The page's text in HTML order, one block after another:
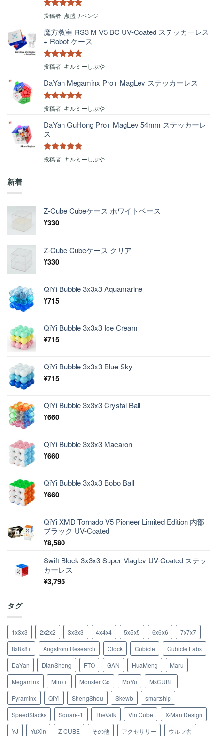
5段階中5の
評価
投稿者: 点盛リベンジ
魔方教室 RS3 M V5 BC UV-Coated ステッカーレス
+ Robot ケース
5段階中 5 の
評価
投稿者: キルミーしぶや
DaYan Megaminx Pro+ MagLev ステッカーレス
5段階中 5 の
評価
投稿者: キルミーしぶや
DaYan GuHong Pro+ MagLev 54mm ステッカーレ
ス
5段階中 5 の
評価
投稿者: キルミーしぶや
新着
Z-Cube Cubeケース ホワイトベース
¥330
Z-Cube Cubeケース クリア
¥330
QiYi Bubble 3x3x3 Aquamarine
¥715
QiYi Bubble 3x3x3 Ice Cream
¥715
QiYi Bubble 3x3x3 Blue Sky
¥715
QiYi Bubble 3x3x3 Crystal Ball
¥660
QiYi Bubble 3x3x3 Macaron
¥660
QiYi Bubble 3x3x3 Bobo Ball
¥660
QiYi XMD Tornado V5 Pioneer Limited Edition 内部
ブラック UV-Coated
¥8,580
Swift Block 3x3x3 Super Maglev UV-Coated ステッ
カーレス
¥3,795
タグ
1x3x3 2x2x2 3x3x3 4x4x4 5x5x5 6x6x6
7x7x7
8x8x8+
Angstrom Research Clock Cubicle
Cubicle Labs
DaYan
DianSheng FTO GAN HuaMeng
Maru
Megaminx
Minx+ Monster Go MoYu
MsCUBE
Pyraminx
QiYi ShengShou Skewb
smartship
SpeedStacks
Square-1 TheValk Vin Cube
X-Man Design
YJ
YuXin Z-CUBE その他 アクセサリー
ウルフ舎